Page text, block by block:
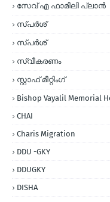
സേവ് എ ഫാമിലി പ്ലാന്‍
സ്പര്‍ശ്
സ്പർശ്
സ്വീകരണം
സ്റ്റാഫ് മീറ്റിംഗ്
Bishop Vayalil Memorial
CHAI
Charis Migration
DDU -GKY
DDUGKY
DISHA